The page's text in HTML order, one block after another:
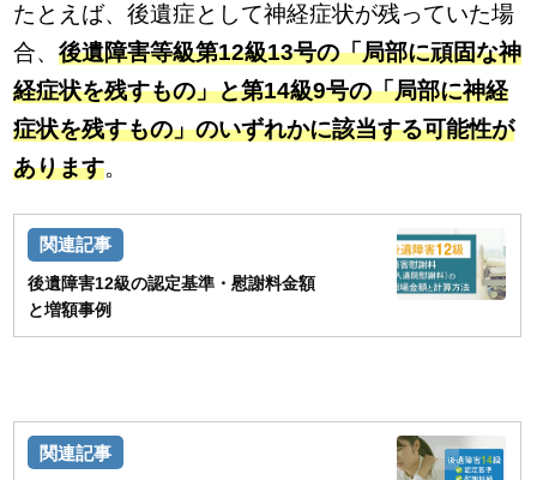
たとえば、後遺症として神経症状が残っていた場
合、後遺障害等級第12級13号の「局部に頑固な神
経症状を残すもの」と第14級9号の「局部に神経
症状を残すもの」のいずれかに該当する可能性が
あります。
後遺障害12級の認定基準・慰謝料金額
と増額事例